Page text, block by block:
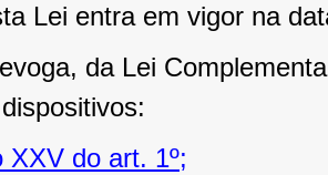
Lei entra em vigor na
da Lei
XXV do art. 1º;